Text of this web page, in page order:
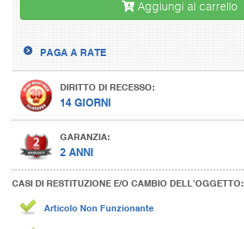
Aggiungi al carrello
PAGA A RATE
DIRITTO DI RECESSO:
14 GIORNI
GARANZIA:
2 ANNI
CASI DI RESTITUZIONE E/O CAMBIO DELL’OGGETTO:
Articolo Non Funzionante